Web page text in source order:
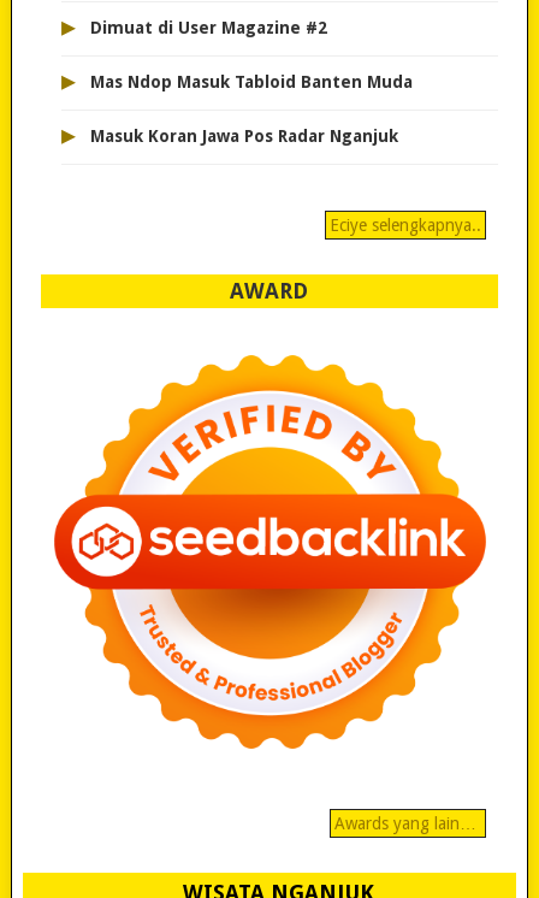
▸ Dimuat di User Magazine #2
▸ Mas Ndop Masuk Tabloid Banten Muda
▸ Masuk Koran Jawa Pos Radar Nganjuk
Eciye selengkapnya..
AWARD
Awards yang lain…
WISATA NGANJUK